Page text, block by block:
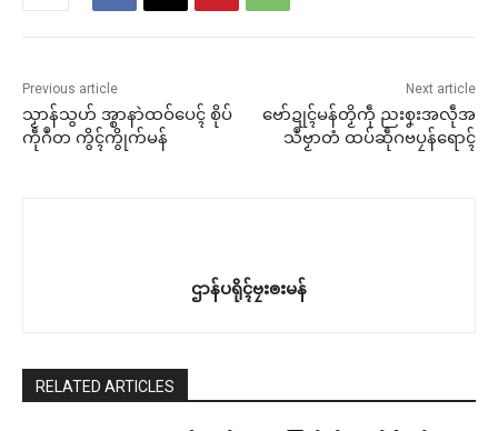
Previous article
သၟာန်သွဟ် အ္စာနာဲထဝ်ပေၚ် စိုပ်
ကဵုဂဳတ ကွိၚ်ကွိုက်မန်
Next article
ဗော်ဍုၚ်မန်တၟိကဵု ညးစၞးအလဵုအ
သဳဗၟာတံ ထပ်ဆဵုဂဗပၠန်ရောၚ်
ဌာန်ပရိုၚ်ဗၠးၜးမန်
RELATED ARTICLES